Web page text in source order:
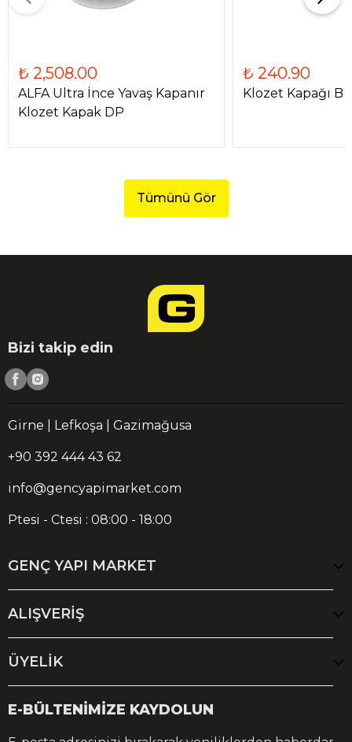
₺ 2,508.00
ALFA Ultra İnce Yavaş Kapanır
Klozet Kapak DP
₺ 240.90
Klozet Kapağı
Tümünü Gör
Bizi takip edin
Girne | Lefkoşa | Gazimağusa
+90 392 444 43 62
info@gencyapimarket.com
Ptesi - Ctesi : 08:00 - 18:00
GENÇ YAPI MARKET
ALIŞVERİŞ
ÜYELİK
E-BÜLTENİMİZE KAYDOLUN